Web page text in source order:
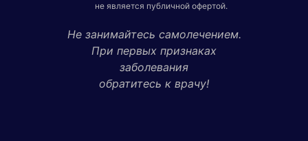
не является публичной офертой.
Не занимайтесь самолечением.
При первых признаках
заболевания
обратитесь к врачу!